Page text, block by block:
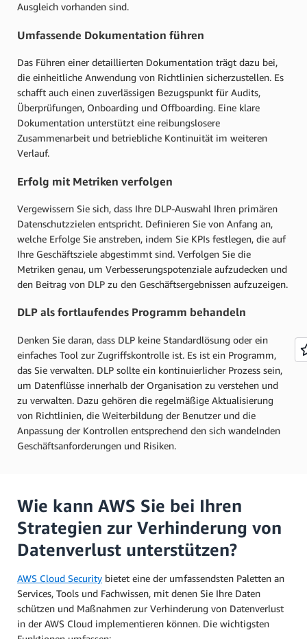
Ausgleich vorhanden sind.
Umfassende Dokumentation führen
Das Führen einer detaillierten Dokumentation trägt dazu bei,
die einheitliche Anwendung von Richtlinien sicherzustellen. Es
schafft auch einen zuverlässigen Bezugspunkt für Audits,
Überprüfungen, Onboarding und Offboarding. Eine klare
Dokumentation unterstützt eine reibungslosere
Zusammenarbeit und betriebliche Kontinuität im weiteren
Verlauf.
Erfolg mit Metriken verfolgen
Vergewissern Sie sich, dass Ihre DLP-Auswahl Ihren primären
Datenschutzzielen entspricht. Definieren Sie von Anfang an,
welche Erfolge Sie anstreben, indem Sie KPIs festlegen, die auf
Ihre Geschäftsziele abgestimmt sind. Verfolgen Sie die
Metriken genau, um Verbesserungspotenziale aufzudecken und
den Beitrag von DLP zu den Geschäftsergebnissen aufzuzeigen.
DLP als fortlaufendes Programm behandeln
Denken Sie daran, dass DLP keine Standardlösung oder ein
einfaches Tool zur Zugriffskontrolle ist. Es ist ein Programm,
das Sie verwalten. DLP sollte ein kontinuierlicher Prozess sein,
um Datenflüsse innerhalb der Organisation zu verstehen und
zu verwalten. Dazu gehören die regelmäßige Aktualisierung
von Richtlinien, die Weiterbildung der Benutzer und die
Anpassung der Kontrollen entsprechend den sich wandelnden
Geschäftsanforderungen und Risiken.
Wie kann AWS Sie bei Ihren
Strategien zur Verhinderung von
Datenverlust unterstützen?
AWS Cloud Security bietet eine der umfassendsten Paletten an
Services, Tools und Fachwissen, mit denen Sie Ihre Daten
schützen und Maßnahmen zur Verhinderung von Datenverlust
in der AWS Cloud implementieren können. Die wichtigsten